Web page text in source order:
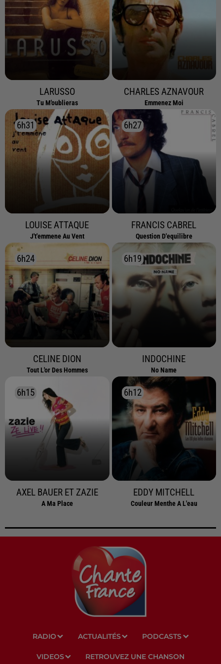
LARUSSO
Tu M'oublieras
CHARLES AZNAVOUR
Emmenez Moi
6h31
6h31
LOUISE ATTAQUE
J't'emmene Au Vent
6h27
6h27
FRANCIS CABREL
Question D'equilibre
6h24
6h24
CELINE DION
Tout L'or Des Hommes
6h19
6h19
INDOCHINE
No Name
6h15
6h15
AXEL BAUER ET ZAZIE
A Ma Place
6h12
6h12
EDDY MITCHELL
Couleur Menthe A L'eau
RADIO ACTUALITÉS PODCASTS
VIDEOS RETROUVEZ UNE CHANSON